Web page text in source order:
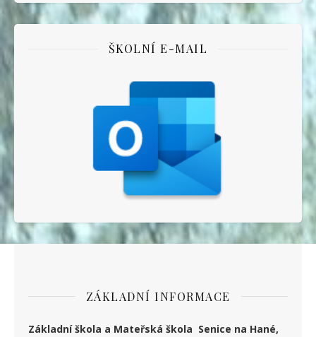
ŠKOLNÍ E-MAIL
ZÁKLADNÍ INFORMACE
Základní škola a Mateřská škola Senice na Hané,